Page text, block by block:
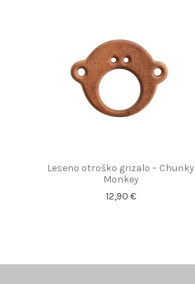
Leseno otroško grizalo – Chunky
Monkey
12,90 €